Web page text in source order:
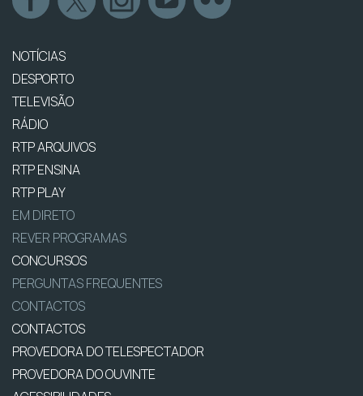
NOTÍCIAS
DESPORTO
TELEVISÃO
RÁDIO
RTP ARQUIVOS
RTP ENSINA
RTP PLAY
EM DIRETO
REVER PROGRAMAS
CONCURSOS
PERGUNTAS FREQUENTES
CONTACTOS
CONTACTOS
PROVEDORA DO TELESPECTADOR
PROVEDORA DO OUVINTE